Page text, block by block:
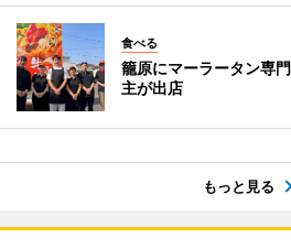
食べる
籠原にマーラータン専
主が出店
もっと見る